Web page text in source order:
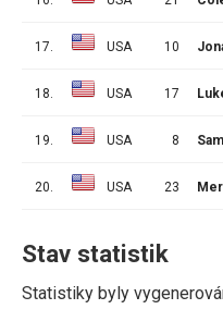
17. USA 10
18. USA 17
19. USA 8
20. USA 23
Stav statistik
Statistiky byly